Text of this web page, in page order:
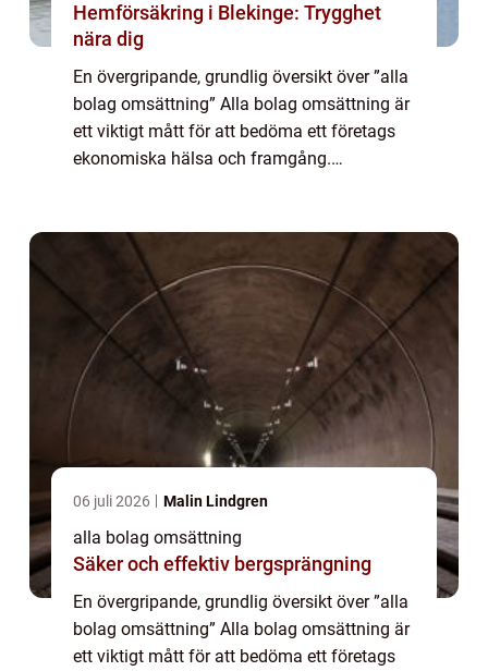
Hemförsäkring i Blekinge: Trygghet
nära dig
En övergripande, grundlig översikt över ”alla
bolag omsättning” Alla bolag omsättning är
ett viktigt mått för att bedöma ett företags
ekonomiska hälsa och framgång.
06 juli 2026 Malin Lindgren
alla bolag omsättning
Säker och effektiv bergsprängning
En övergripande, grundlig översikt över ”alla
bolag omsättning” Alla bolag omsättning är
ett viktigt mått för att bedöma ett företags